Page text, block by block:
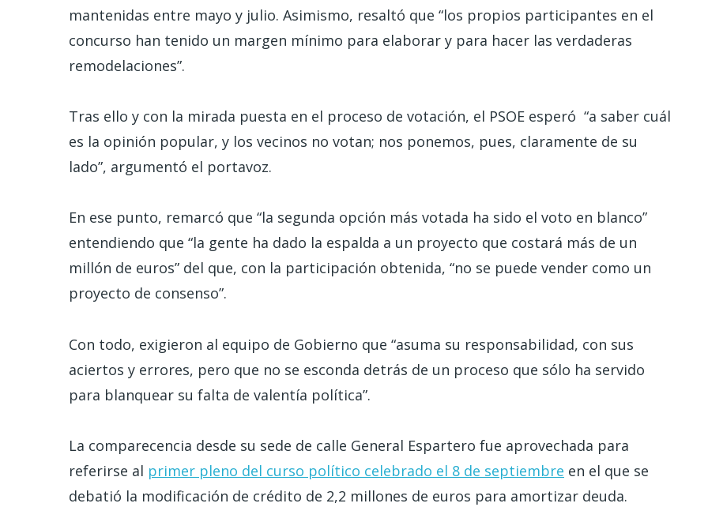
mantenidas entre mayo y julio. Asimismo, resaltó que “los propios participantes en el
concurso han tenido un margen mínimo para elaborar y para hacer las verdaderas
remodelaciones”.
Tras ello y con la mirada puesta en el proceso de votación, el PSOE esperó “a saber cuál
es la opinión popular, y los vecinos no votan; nos ponemos, pues, claramente de su
lado”, argumentó el portavoz.
En ese punto, remarcó que “la segunda opción más votada ha sido el voto en blanco”
entendiendo que “la gente ha dado la espalda a un proyecto que costará más de un
millón de euros” del que, con la participación obtenida, “no se puede vender como un
proyecto de consenso”.
Con todo, exigieron al equipo de Gobierno que “asuma su responsabilidad, con sus
aciertos y errores, pero que no se esconda detrás de un proceso que sólo ha servido
para blanquear su falta de valentía política”.
La comparecencia desde su sede de calle General Espartero fue aprovechada para
referirse al primer pleno del curso político celebrado el 8 de septiembre en el que se
debatió la modificación de crédito de 2,2 millones de euros para amortizar deuda.